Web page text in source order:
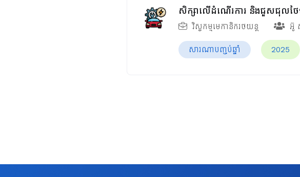
សិក្សាលើដំណើរការ និងជួសជុលថែទ
វិស្វកម្មមេកានិករថយន្ត អ៊ូ
សារណាបញ្ចប់ឆ្នាំ 2025